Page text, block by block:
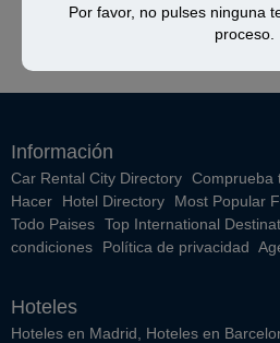
Por favor, no pulses ninguna
proceso.
Información
Car Rental City Directory Comprueba
Hacer
Hotel Directory Most Popular
Todo Paises Top International
condiciones
Política de privacidad
Hoteles
Hoteles en Madrid Hoteles en